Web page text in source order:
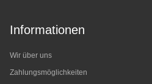
Informationen
Wir über uns
Zahlungsmöglichkeiten